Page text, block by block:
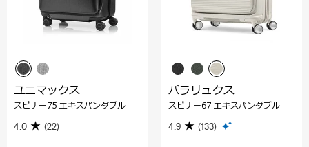
ユニマックス
スピナー75 エキスパンダブル
4.0 (22)
パラリュクス
スピナー67 エキスパンダブル
4.9 (133)